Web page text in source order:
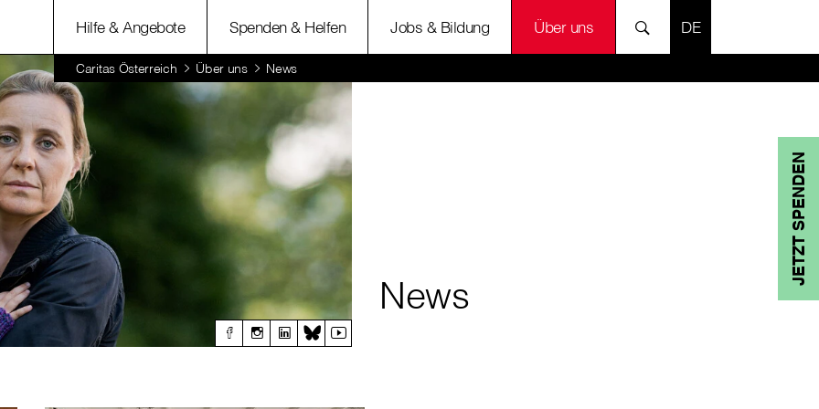
Hilfe & Angebote Spenden & Helfen Jobs & Bildung Über uns SPRACHE
Caritas Österreich Über uns News
JETZT SPENDEN
News